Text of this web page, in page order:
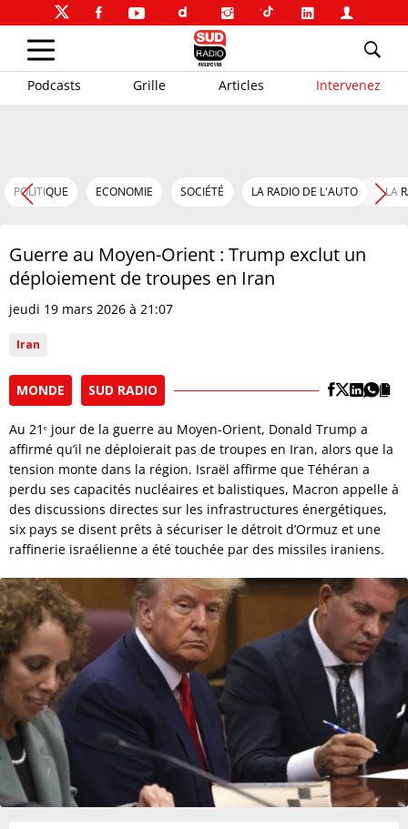
Podcasts Grille Articles Intervenez
POLITIQUE ECONOMIE SOCIÉTÉ LA RADIO DE L'AUTO LA
Guerre au Moyen-Orient : Trump exclut un
déploiement de troupes en Iran
jeudi 19 mars 2026 à 21:07
Iran
MONDE SUD RADIO
Au 21ᵉ jour de la guerre au Moyen-Orient, Donald Trump a
affirmé qu’il ne déploierait pas de troupes en Iran, alors que la
tension monte dans la région. Israël affirme que Téhéran a
perdu ses capacités nucléaires et balistiques, Macron appelle à
des discussions directes sur les infrastructures énergétiques,
six pays se disent prêts à sécuriser le détroit d’Ormuz et une
raffinerie israélienne a été touchée par des missiles iraniens.